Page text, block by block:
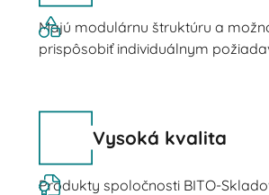
Majú modulárnu štruktúru a
prispôsobiť individuálnym
Vysoká kvalita
Produkty spoločnosti BITO-